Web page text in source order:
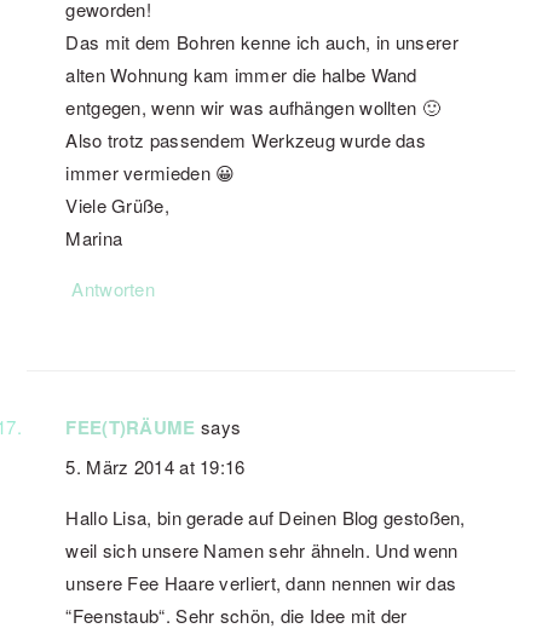
geworden!
Das mit dem Bohren kenne ich auch, in unserer
alten Wohnung kam immer die halbe Wand
entgegen, wenn wir was aufhängen wollten 🙂
Also trotz passendem Werkzeug wurde das
immer vermieden 😀
Viele Grüße,
Marina
Antworten
FEE(T)RÄUME says
5. März 2014 at 19:16
Hallo Lisa, bin gerade auf Deinen Blog gestoßen,
weil sich unsere Namen sehr ähneln. Und wenn
unsere Fee Haare verliert, dann nennen wir das
“Feenstaub“. Sehr schön, die Idee mit der